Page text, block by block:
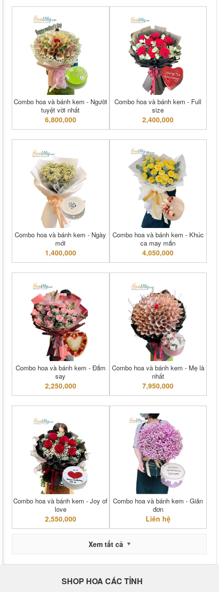
Combo hoa và bánh kem - Người
tuyệt vời nhất
6,800,000
Combo hoa và bánh kem - Full
size
2,400,000
Combo hoa và bánh kem - Ngày
mới
1,400,000
Combo hoa và bánh kem - Khúc
ca may mắn
4,050,000
Combo hoa và bánh kem - Đắm
say
2,250,000
Combo hoa và bánh kem - Mẹ là
nhất
7,950,000
Combo hoa và bánh kem - Joy of
love
2,550,000
Combo hoa và bánh kem - Giản
đơn
Liên hệ
Xem tất cả
SHOP HOA CÁC TỈNH